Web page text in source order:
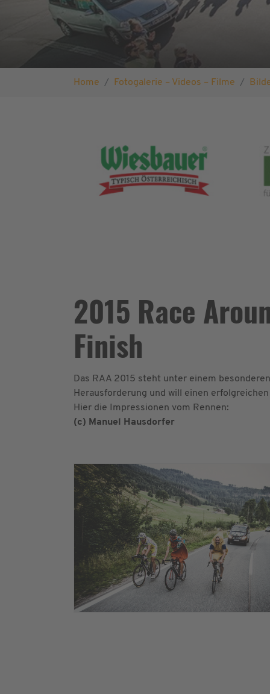
Home
Fotogalerie – Videos – Filme
2015 Race
Finish
Das RAA 2015 steht unter einem
Herausforderung und will einen
Hier die Impressionen vom Rennen:
(c) Manuel Hausdorfer